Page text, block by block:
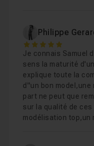
Philippe
5
Je connais Samuel
sens la maturité
explique toute la
d"un bon model,une
part ne peut que
sur la qualité de
modélisation top,un